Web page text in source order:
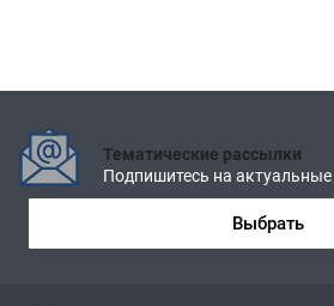
Тематические рассылки
Подпишитесь на актуальные
Выбрать